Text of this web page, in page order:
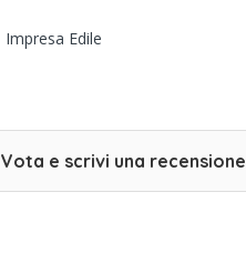
Impresa Edile
Vota e scrivi una recensione